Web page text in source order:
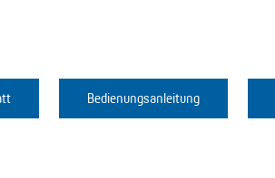
Bedienungsanleitung